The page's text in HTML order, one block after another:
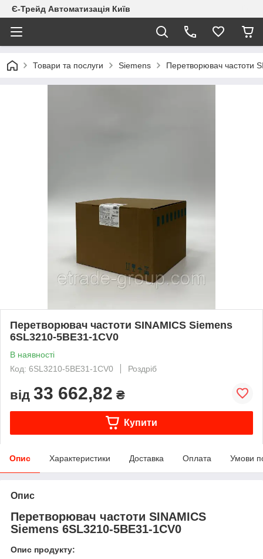
Є-Трейд Автоматизація Київ
Товари та послуги Siemens Перетворювач частоти
Перетворювач частоти SINAMICS Siemens
6SL3210-5BE31-1CV0
В наявності
Код: 6SL3210-5BE31-1CV0
Роздріб
від 33 662,82 ₴
Купити
Опис Характеристики Доставка Оплата Умови
Опис
Перетворювач частоти SINAMICS
Siemens 6SL3210-5BE31-1CV0
Опис продукту: